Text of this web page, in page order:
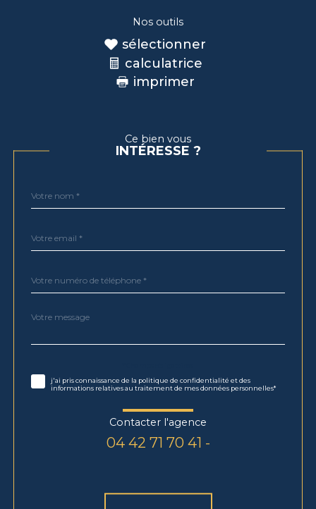
Nos outils
sélectionner
calculatrice
imprimer
Ce bien vous
INTÉRESSE ?
par
*
*
*
Fieldset
Message
*
j'ai pris connaissance de la politique de confidentialité et des
informations relatives au traitement de mes données personnelles*
Contacter l'agence
04 42 71 70 41 -